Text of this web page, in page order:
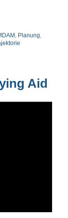
, Planung,
Aid